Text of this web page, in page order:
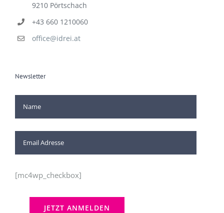
9210 Pörtschach
+43 660 1210060
office@idrei.at
Newsletter
[mc4wp_checkbox]